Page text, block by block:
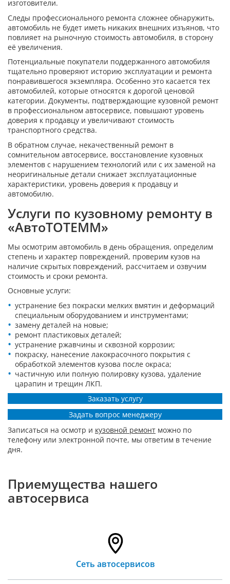
изготовители.
Следы профессионального ремонта сложнее обнаружить,
автомобиль не будет иметь никаких внешних изъянов, что
повлияет на рыночную стоимость автомобиля, в сторону
её увеличения.
Потенциальные покупатели поддержанного автомобиля
тщательно проверяют историю эксплуатации и ремонта
понравившегося экземпляра. Особенно это касается тех
автомобилей, которые относятся к дорогой ценовой
категории. Документы, подтверждающие кузовной ремонт
в профессиональном автосервисе, повышают уровень
доверия к продавцу и увеличивают стоимость
транспортного средства.
В обратном случае, некачественный ремонт в
сомнительном автосервисе, восстановление кузовных
элементов с нарушением технологий или с их заменой на
неоригинальные детали снижает эксплуатационные
характеристики, уровень доверия к продавцу и
автомобилю.
Услуги по кузовному ремонту в
«АвтоТОТЕММ»
Мы осмотрим автомобиль в день обращения, определим
степень и характер повреждений, проверим кузов на
наличие скрытых повреждений, рассчитаем и озвучим
стоимость и сроки ремонта.
Основные услуги:
устранение без покраски мелких вмятин и деформаций
специальным оборудованием и инструментами;
замену деталей на новые;
ремонт пластиковых деталей;
устранение ржавчины и сквозной коррозии;
покраску, нанесение лакокрасочного покрытия с
обработкой элементов кузова после окраса;
частичную или полную полировку кузова, удаление
царапин и трещин ЛКП.
Заказать услугу
Задать вопрос менеджеру
Записаться на осмотр и кузовной ремонт можно по
телефону или электронной почте, мы ответим в течение
дня.
Приемущества нашего
автосервиса
Сеть автосервисов